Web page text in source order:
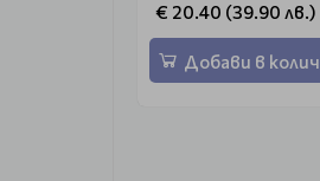
€ 20.40 (39.90 лв.)
Добави в